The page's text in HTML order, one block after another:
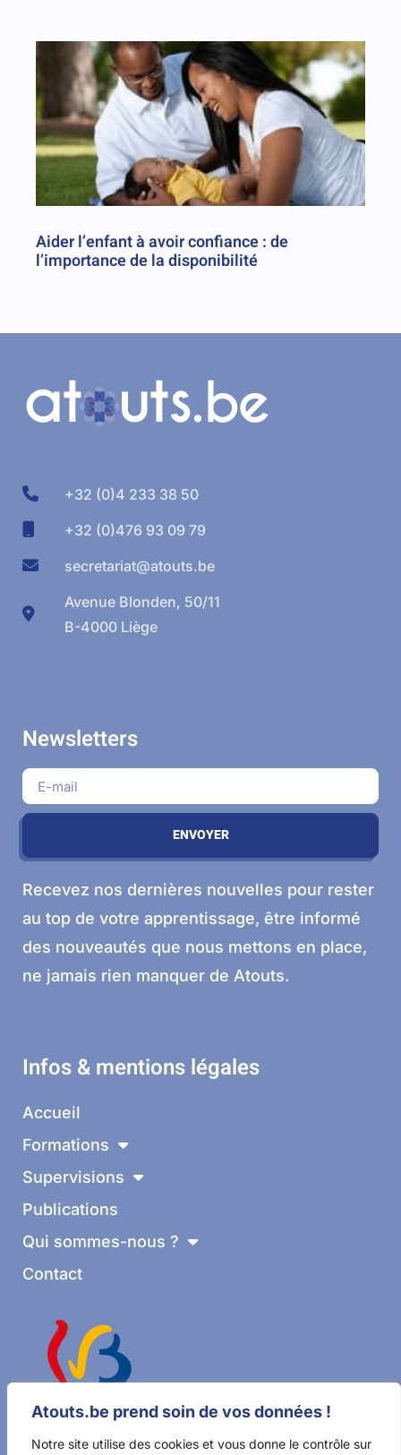
Atouts.be prend soin de vos données !
Notre site utilise des cookies et vous donne le contrôle sur
Aider l’enfant à avoir confiance : de
l’importance de la disponibilité
+32 (0)4 233 38 50
+32 (0)476 93 09 79
secretariat@atouts.be
Avenue Blonden, 50/11
B-4000 Liège
Newsletters
ENVOYER
Recevez nos dernières nouvelles pour rester
au top de votre apprentissage, être informé
des nouveautés que nous mettons en place,
ne jamais rien manquer de Atouts.
Infos & mentions légales
Accueil
Formations
Supervisions
Publications
Qui sommes-nous ?
Contact